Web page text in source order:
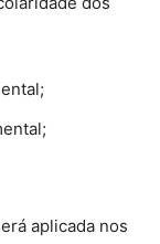
aplicada nos